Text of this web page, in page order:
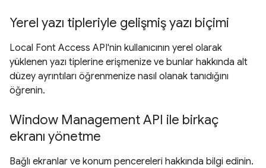
Yerel yazı tipleriyle gelişmiş yazı biçimi
Local Font Access API'nin kullanıcının yerel olarak
yüklenen yazı tiplerine erişmenize ve bunlar hakkında alt
düzey ayrıntıları öğrenmenize nasıl olanak tanıdığını
öğrenin.
Window Management API ile birkaç
ekranı yönetme
Bağlı ekranlar ve konum pencereleri hakkında bilgi edinin.